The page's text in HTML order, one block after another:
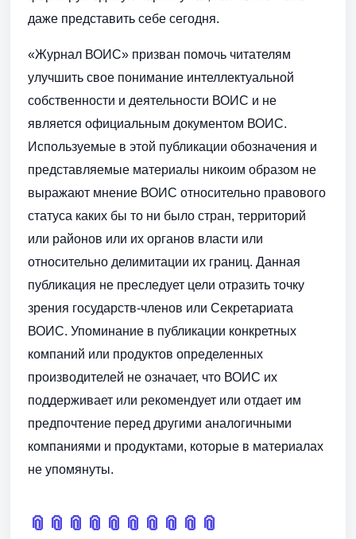
даже представить себе сегодня.
«Журнал ВОИС» призван помочь читателям
улучшить свое понимание интеллектуальной
собственности и деятельности ВОИС и не
является официальным документом ВОИС.
Используемые в этой публикации обозначения и
представляемые материалы никоим образом не
выражают мнение ВОИС относительно правового
статуса каких бы то ни было стран, территорий
или районов или их органов власти или
относительно делимитации их границ. Данная
публикация не преследует цели отразить точку
зрения государств-членов или Секретариата
ВОИС. Упоминание в публикации конкретных
компаний или продуктов определенных
производителей не означает, что ВОИС их
поддерживает или рекомендует или отдает им
предпочтение перед другими аналогичными
компаниями и продуктами, которые в материалах
не упомянуты.
📎 📎 📎 📎 📎 📎 📎 📎 📎 📎